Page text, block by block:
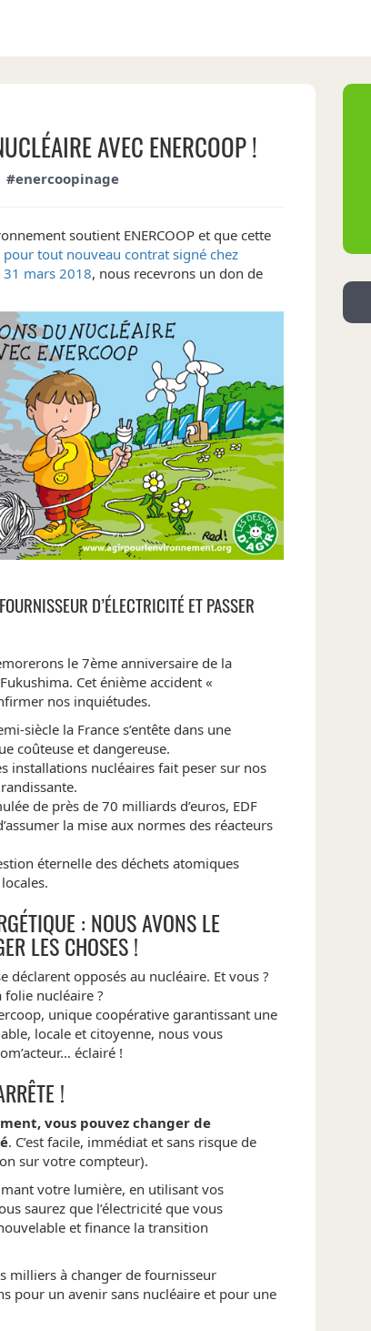
AVEC ENERCOOP !
#enercoopinage
soutient ENERCOOP et que cette
pour tout nouveau contrat signé chez
31 mars 2018, nous recevrons un don de
D’ÉLECTRICITÉ ET PASSER
le 7ème anniversaire de la
Cet énième accident «
nos inquiétudes.
siècle la France s’entête dans une
coûteuse et dangereuse.
installations nucléaires fait peser sur nos
de près de 70 milliards d’euros, EDF
la mise aux normes des réacteurs
éternelle des déchets atomiques
: NOUS AVONS LE
LES CHOSES !
déclarent opposés au nucléaire. Et vous ?
folie nucléaire ?
unique coopérative garantissant une
locale et citoyenne, nous vous
éclairé !
!
vous pouvez changer de
. C’est facile, immédiat et sans risque de
sur votre compteur).
votre lumière, en utilisant vos
saurez que l’électricité que vous
et finance la transition
milliers à changer de fournisseur
pour un avenir sans nucléaire et pour une